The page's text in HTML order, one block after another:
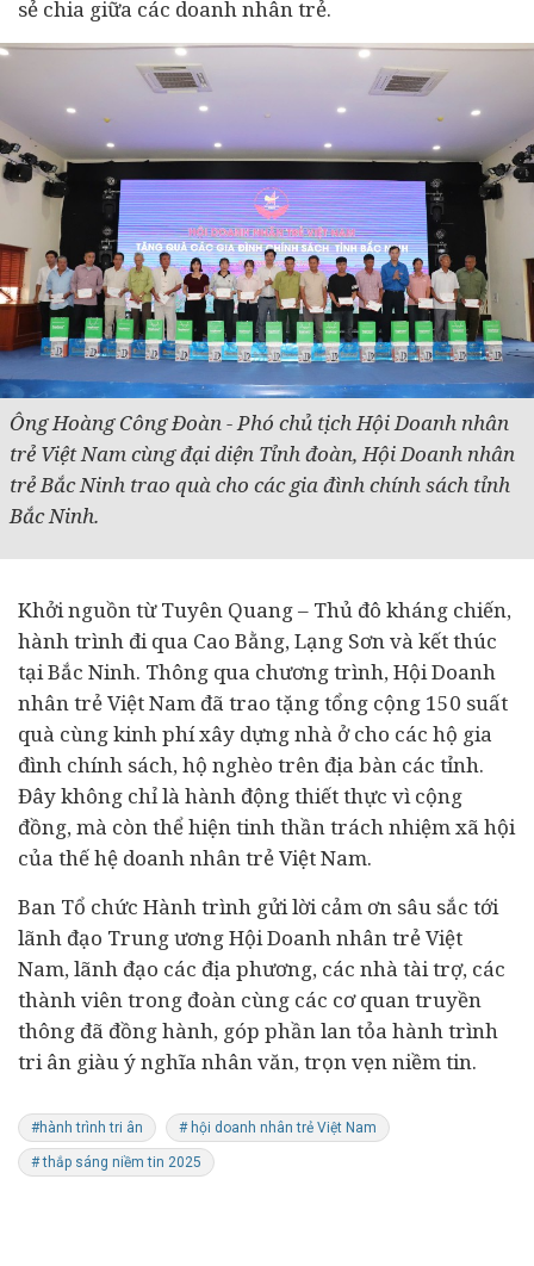
sẻ chia giữa các doanh nhân trẻ.
Ông Hoàng Công Đoàn - Phó chủ tịch Hội Doanh nhân
trẻ Việt Nam cùng đại diện Tỉnh đoàn, Hội Doanh nhân
trẻ Bắc Ninh trao quà cho các gia đình chính sách tỉnh
Bắc Ninh.
Khởi nguồn từ Tuyên Quang – Thủ đô kháng chiến,
hành trình đi qua Cao Bằng, Lạng Sơn và kết thúc
tại Bắc Ninh. Thông qua chương trình, Hội Doanh
nhân trẻ Việt Nam đã trao tặng tổng cộng 150 suất
quà cùng kinh phí xây dựng nhà ở cho các hộ gia
đình chính sách, hộ nghèo trên địa bàn các tỉnh.
Đây không chỉ là hành động thiết thực vì cộng
đồng, mà còn thể hiện tinh thần trách nhiệm xã hội
của thế hệ doanh nhân trẻ Việt Nam.
Ban Tổ chức Hành trình gửi lời cảm ơn sâu sắc tới
lãnh đạo Trung ương Hội Doanh nhân trẻ Việt
Nam, lãnh đạo các địa phương, các nhà tài trợ, các
thành viên trong đoàn cùng các cơ quan truyền
thông đã đồng hành, góp phần lan tỏa hành trình
tri ân giàu ý nghĩa nhân văn, trọn vẹn niềm tin.
#hành trình tri ân # hội doanh nhân trẻ Việt Nam
# thắp sáng niềm tin 2025